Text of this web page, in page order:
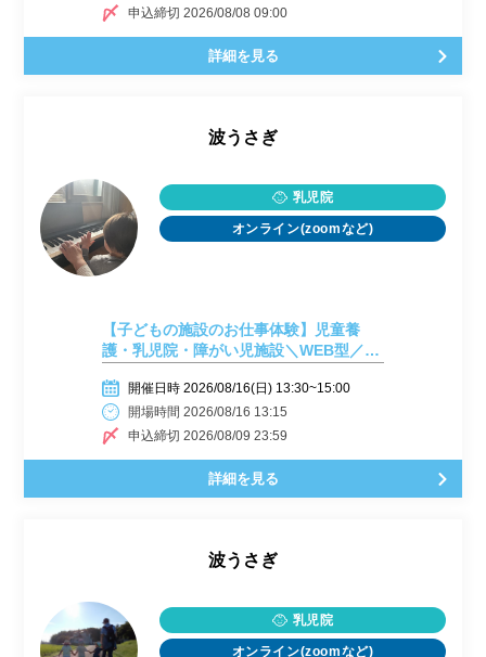
申込締切 2026/08/08 09:00
詳細を見る
波うさぎ
乳児院
オンライン(zoomなど)
【子どもの施設のお仕事体験】児童養
護・乳児院・障がい児施設＼WEB型／
開催日時 2026/08/16(日) 13:30~15:00
開場時間 2026/08/16 13:15
申込締切 2026/08/09 23:59
詳細を見る
波うさぎ
乳児院
オンライン(zoomなど)